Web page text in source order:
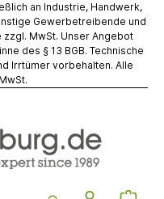
an Industrie, Handwerk,
Gewerbetreibende und
MwSt. Unser Angebot
des § 13 BGB. Technische
Irrtümer vorbehalten. Alle